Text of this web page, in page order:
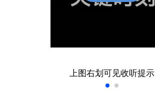
上图右划可见收听提示